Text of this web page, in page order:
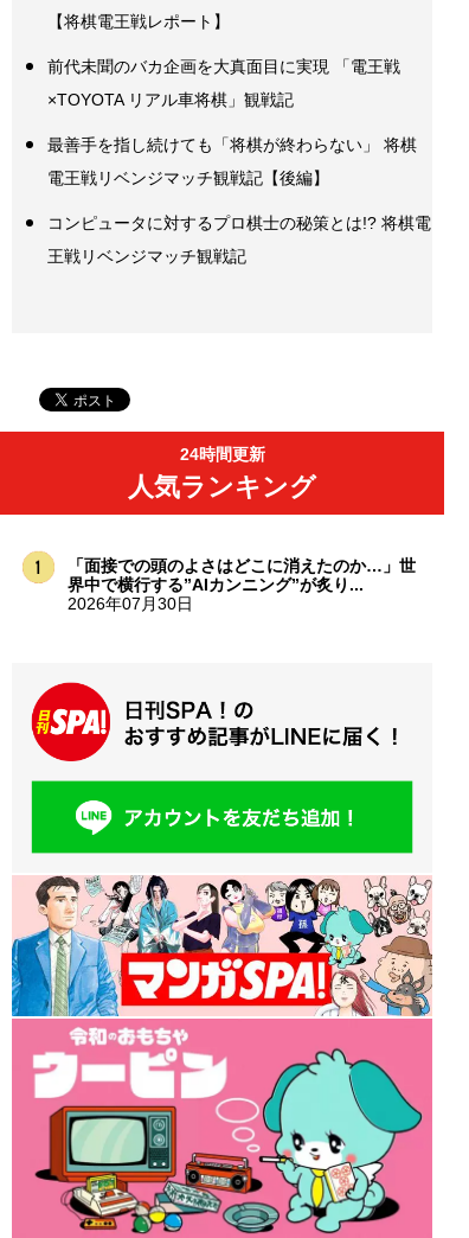
【将棋電王戦レポート】
前代未聞のバカ企画を大真面目に実現 「電王戦
×TOYOTA リアル車将棋」観戦記
最善手を指し続けても「将棋が終わらない」 将棋
電王戦リベンジマッチ観戦記【後編】
コンピュータに対するプロ棋士の秘策とは!? 将棋電
王戦リベンジマッチ観戦記
24時間更新
人気ランキング
「面接での頭のよさはどこに消えたのか…」世
界中で横行する”AIカンニング”が炙り...
2026年07月30日